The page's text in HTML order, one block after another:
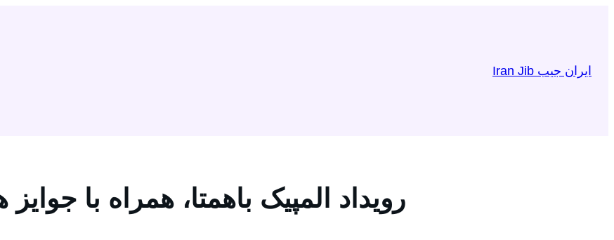
ایران جیب Iran Jib
رویداد المپیک باهمتا، همراه با جوایز